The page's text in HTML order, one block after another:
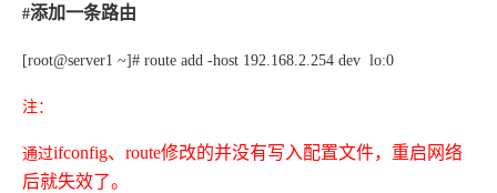
#添加一条路由
[root@server1 ~]# route add -host 192.168.2.254 dev lo:0
注：
通过ifconfig、 route修改的并没有写入配置文件，重启网络
后就失效了。